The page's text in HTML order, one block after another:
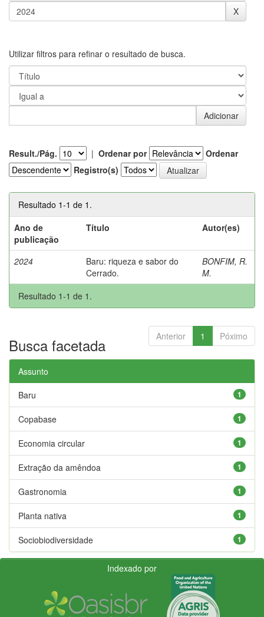
Utilizar filtros para refinar o resultado de busca.
Result./Pág. | Ordenar por
Ordenar
Registro(s)
Resultado 1-1 de 1.
Ano de
publicação
Título Autor(es)
2024
Baru: riqueza e sabor do
Cerrado.
BONFIM, R.
M.
Resultado 1-1 de 1.
Anterior 1 Póximo
Busca facetada
Assunto
1
Baru
1
Copabase
1
Economia circular
1
Extração da amêndoa
1
Gastronomia
1
Planta nativa
1
Sociobiodiversidade
Indexado por